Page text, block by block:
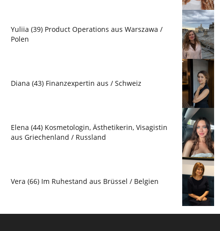
Yuliia (39) Product Operations aus Warszawa /
Polen
Diana (43) Finanzexpertin aus / Schweiz
Elena (44) Kosmetologin, Ästhetikerin, Visagistin
aus Griechenland / Russland
Vera (66) Im Ruhestand aus Brüssel / Belgien